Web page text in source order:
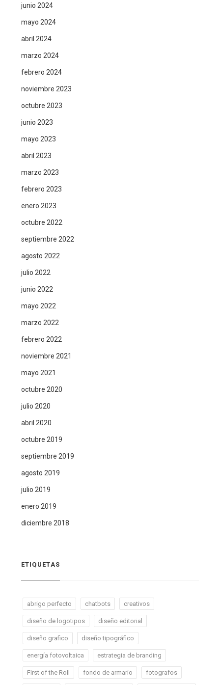
junio 2024
mayo 2024
abril 2024
marzo 2024
febrero 2024
noviembre 2023
octubre 2023
junio 2023
mayo 2023
abril 2023
marzo 2023
febrero 2023
enero 2023
octubre 2022
septiembre 2022
agosto 2022
julio 2022
junio 2022
mayo 2022
marzo 2022
febrero 2022
noviembre 2021
mayo 2021
octubre 2020
julio 2020
abril 2020
octubre 2019
septiembre 2019
agosto 2019
julio 2019
enero 2019
diciembre 2018
ETIQUETAS
abrigo perfecto chatbots creativos
diseño de logotipos diseño editorial
diseño grafico diseño tipográfico
energía fotovoltaica estrategia de branding
First of the Roll fondo de armario fotografos